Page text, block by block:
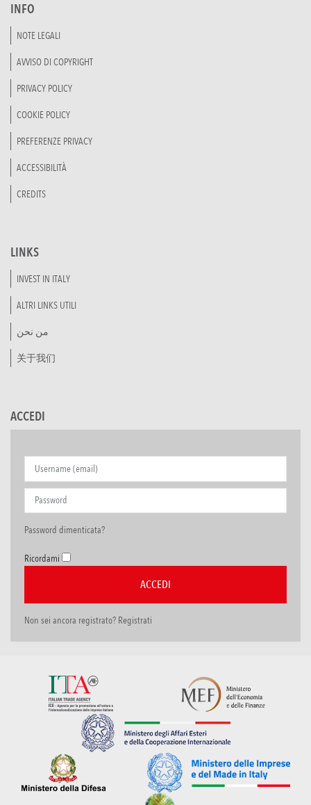
INFO
NOTE LEGALI
AVVISO DI COPYRIGHT
PRIVACY POLICY
COOKIE POLICY
PREFERENZE PRIVACY
ACCESSIBILITÀ
CREDITS
LINKS
INVEST IN ITALY
ALTRI LINKS UTILI
من نحن
关于我们
ACCEDI
Password dimenticata?
Ricordami
Non sei ancora registrato? Registrati